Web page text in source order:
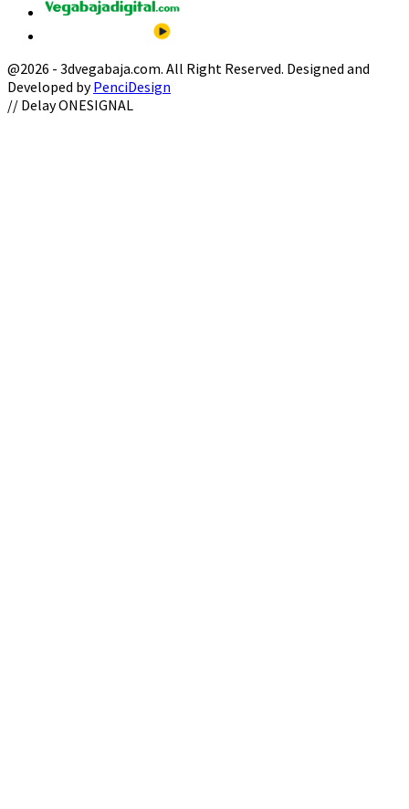
@2026 - 3dvegabaja.com. All Right Reserved. Designed and
Developed byPenciDesign
Facebook
Twitter
Instagram
Youtube
Email
// Delay ONESIGNAL